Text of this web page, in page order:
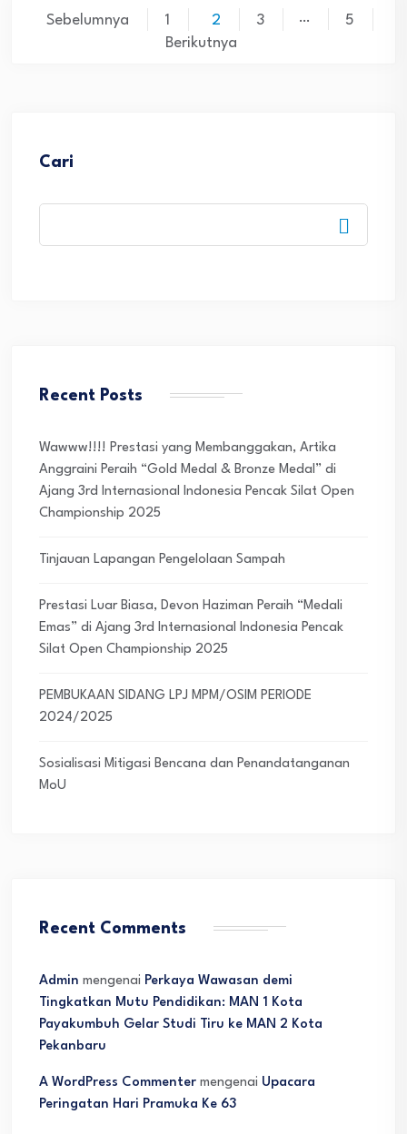
Paginasi
Sebelumnya 1 2 3 …
5
Berikutnya
Cari
Recent Posts
Wawww!!!! Prestasi yang Membanggakan, Artika
Anggraini Peraih “Gold Medal & Bronze Medal” di
Ajang 3rd Internasional Indonesia Pencak Silat Open
Championship 2025
Tinjauan Lapangan Pengelolaan Sampah
Prestasi Luar Biasa, Devon Haziman Peraih “Medali
Emas” di Ajang 3rd Internasional Indonesia Pencak
Silat Open Championship 2025
PEMBUKAAN SIDANG LPJ MPM/OSIM PERIODE
2024/2025
Sosialisasi Mitigasi Bencana dan Penandatanganan
MoU
Recent Comments
Admin mengenai Perkaya Wawasan demi
Tingkatkan Mutu Pendidikan: MAN 1 Kota
Payakumbuh Gelar Studi Tiru ke MAN 2 Kota
Pekanbaru
A WordPress Commenter mengenai Upacara
Peringatan Hari Pramuka Ke 63